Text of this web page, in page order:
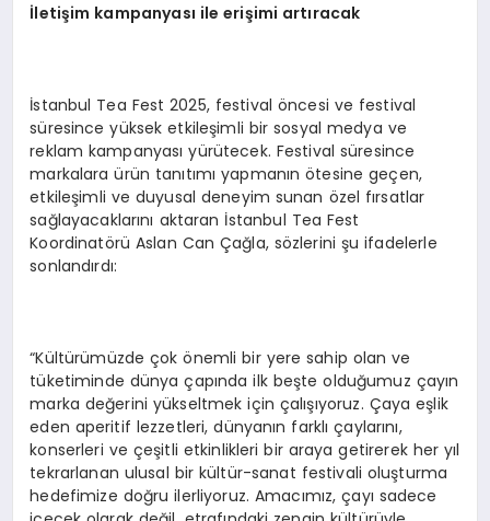
İletişim kampanyası ile erişimi artıracak
İstanbul Tea Fest 2025, festival öncesi ve festival
süresince yüksek etkileşimli bir sosyal medya ve
reklam kampanyası yürütecek. Festival süresince
markalara ürün tanıtımı yapmanın ötesine geçen,
etkileşimli ve duyusal deneyim sunan özel fırsatlar
sağlayacaklarını aktaran İstanbul Tea Fest
Koordinatörü Aslan Can Çağla, sözlerini şu ifadelerle
sonlandırdı:
“Kültürümüzde çok önemli bir yere sahip olan ve
tüketiminde dünya çapında ilk beşte olduğumuz çayın
marka değerini yükseltmek için çalışıyoruz. Çaya eşlik
eden aperitif lezzetleri, dünyanın farklı çaylarını,
konserleri ve çeşitli etkinlikleri bir araya getirerek her yıl
tekrarlanan ulusal bir kültür-sanat festivali oluşturma
hedefimize doğru ilerliyoruz. Amacımız, çayı sadece